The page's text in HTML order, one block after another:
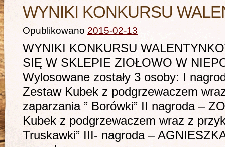
WYNIKI KONKURSU
Opublikowano 2015-02-13
WYNIKI KONKURSU
SIĘ W SKLEPIE ZIOŁOWO W
Wylosowane zostały 3 osoby: I
Zestaw Kubek z podgrzewaczem
zaparzania ” Borówki” II nagroda –
Kubek z podgrzewaczem wraz z
Truskawki” III- nagroda –